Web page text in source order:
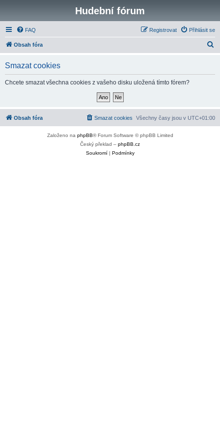
Hudební fórum
FAQ Přihlásit se
Registrovat
Obsah fóra
Smazat cookies
Chcete smazat všechna cookies z vašeho disku uložená tímto fórem?
Obsah fóra Všechny časy jsou v UTC+01:00
Smazat cookies
Založeno na phpBB® Forum Software © phpBB Limited
Český překlad – phpBB.cz
Soukromí| Podmínky